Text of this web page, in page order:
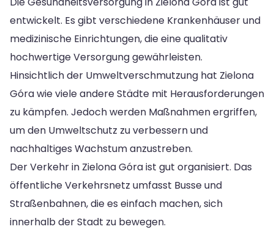
entwickelt. Es gibt verschiedene Krankenhäuser und
medizinische Einrichtungen, die eine qualitativ
hochwertige Versorgung gewährleisten.
Hinsichtlich der Umweltverschmutzung hat Zielona
Góra wie viele andere Städte mit Herausforderungen
zu kämpfen. Jedoch werden Maßnahmen ergriffen,
um den Umweltschutz zu verbessern und
nachhaltiges Wachstum anzustreben.
Der Verkehr in Zielona Góra ist gut organisiert. Das
öffentliche Verkehrsnetz umfasst Busse und
Straßenbahnen, die es einfach machen, sich
innerhalb der Stadt zu bewegen.